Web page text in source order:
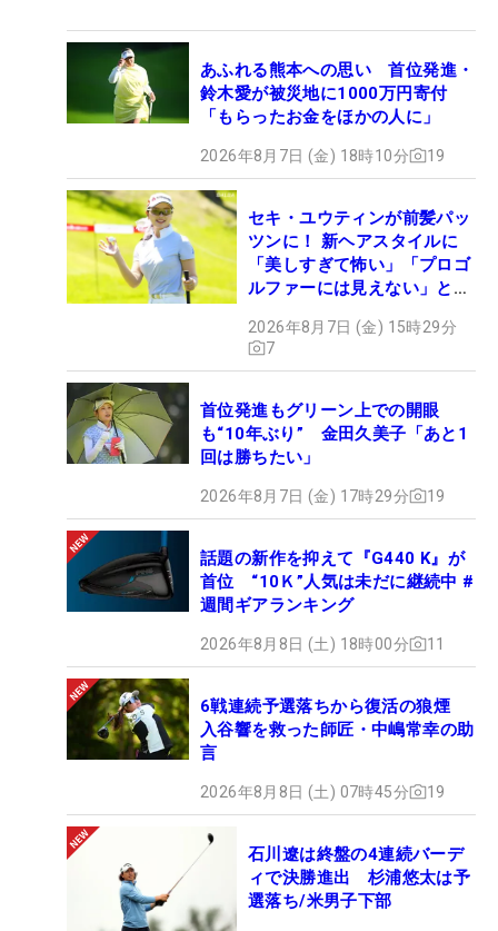
あふれる熊本への思い 首位発進・
鈴木愛が被災地に1000万円寄付
「もらったお金をほかの人に」
2026年8月7日 (金) 18時10分 19
セキ・ユウティンが前髪パッ
ツンに！ 新ヘアスタイルに
「美しすぎて怖い」「プロゴ
ルファーには見えない」とコ
2026年8月7日 (金) 15時29分
7
首位発進もグリーン上での開眼
も“10年ぶり” 金田久美子「あと1
回は勝ちたい」
2026年8月7日 (金) 17時29分 19
話題の新作を抑えて『G440 K』が
首位 “10Ｋ”人気は未だに継続中 #
週間ギアランキング
2026年8月8日 (土) 18時00分 11
6戦連続予選落ちから復活の狼煙
入谷響を救った師匠・中嶋常幸の助
言
2026年8月8日 (土) 07時45分 19
石川遼は終盤の4連続バーデ
ィで決勝進出 杉浦悠太は予
選落ち/米男子下部